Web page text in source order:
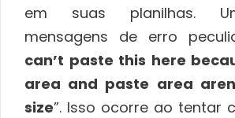
em suas planilhas.
mensagens de erro
can’t paste this here
area and paste area
size”. Isso ocorre ao tentar